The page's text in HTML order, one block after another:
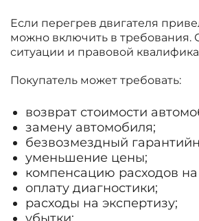
Если перегрев двигателя
можно включить в требования.
ситуации и правовой
Покупатель может требовать:
возврат стоимости
замену автомобиля;
безвозмездный
уменьшение цены;
компенсацию расходов на
оплату диагностики;
расходы на экспертизу;